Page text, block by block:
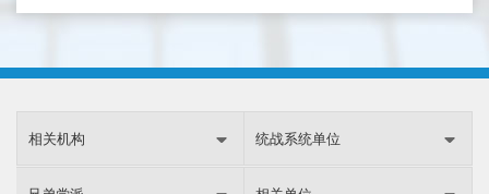
相关机构 统战系统单位